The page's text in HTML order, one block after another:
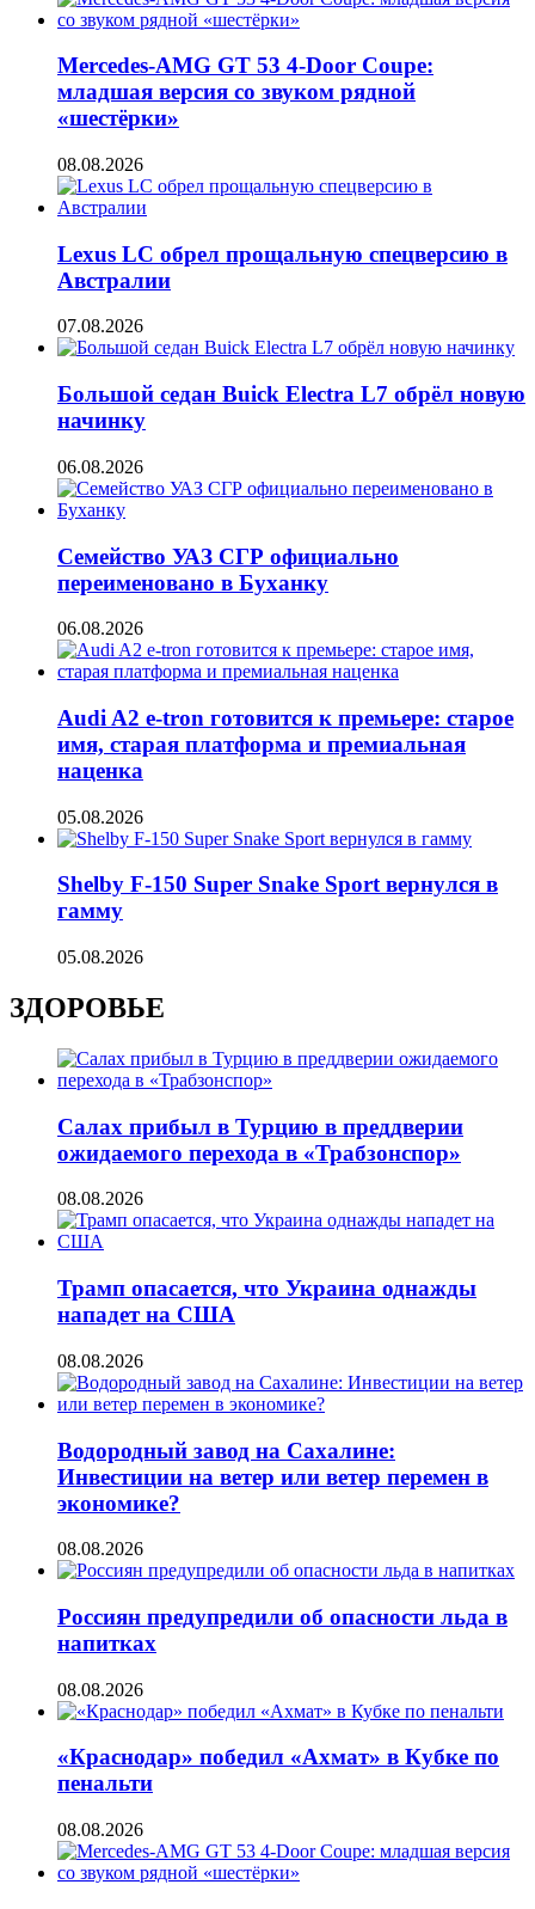
Mercedes-AMG GT 53 4-Door Coupe:
младшая версия со звуком рядной
«шестёрки»
08.08.2026
Lexus LC обрел прощальную спецверсию в
Австралии
07.08.2026
Большой седан Buick Electra L7 обрёл новую
начинку
06.08.2026
Семейство УАЗ СГР официально
переименовано в Буханку
06.08.2026
Audi A2 e-tron готовится к премьере: старое
имя, старая платформа и премиальная
наценка
05.08.2026
Shelby F-150 Super Snake Sport вернулся в
гамму
05.08.2026
ЗДОРОВЬЕ
Салах прибыл в Турцию в преддверии
ожидаемого перехода в «Трабзонспор»
08.08.2026
Трамп опасается, что Украина однажды
нападет на США
08.08.2026
Водородный завод на Сахалине:
Инвестиции на ветер или ветер перемен в
экономике?
08.08.2026
Россиян предупредили об опасности льда в
напитках
08.08.2026
«Краснодар» победил «Ахмат» в Кубке по
пенальти
08.08.2026